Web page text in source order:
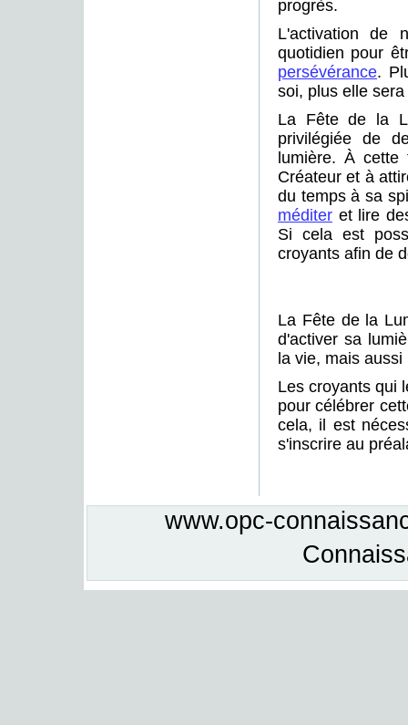
progrès.
L'activation de
quotidien pour
persévérance.
soi, plus elle
La Fête de la
privilégiée de
lumière. À
Créateur et à
du temps à sa
méditer et lire
Si cela est
croyants afin de
La Fête de la
d'activer sa
la vie, mais
Les croyants qui
pour célébrer
cela, il est
s'inscrire au
www.opc-